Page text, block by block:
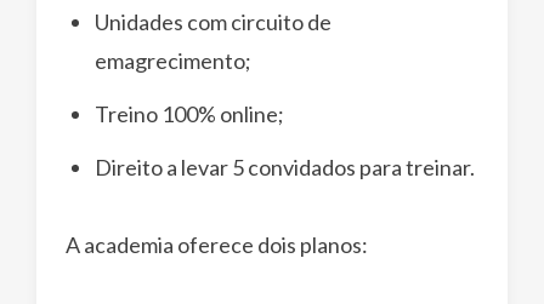
Unidades com circuito de
emagrecimento;
Treino 100% online;
Direito a levar 5 convidados para treinar.
A academia oferece dois planos: